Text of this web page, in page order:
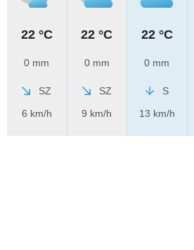
22 °C
0 mm
SZ
6 km/h
22 °C
0 mm
SZ
9 km/h
22 °C
0 mm
S
13 km/h